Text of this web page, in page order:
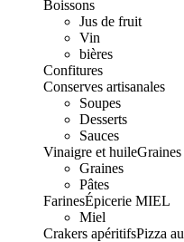
Boissons
Jus de fruit
Vin
bières
Confitures
Conserves artisanales
Soupes
Desserts
Sauces
Vinaigre et huileGraines
Graines
Pâtes
FarinesÉpicerie MIEL
Miel
Crakers apéritifsPizza